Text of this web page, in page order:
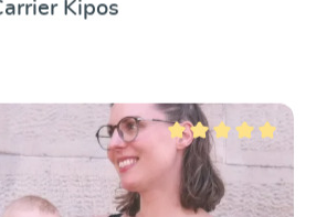
Kipos
Note moyenne de 5